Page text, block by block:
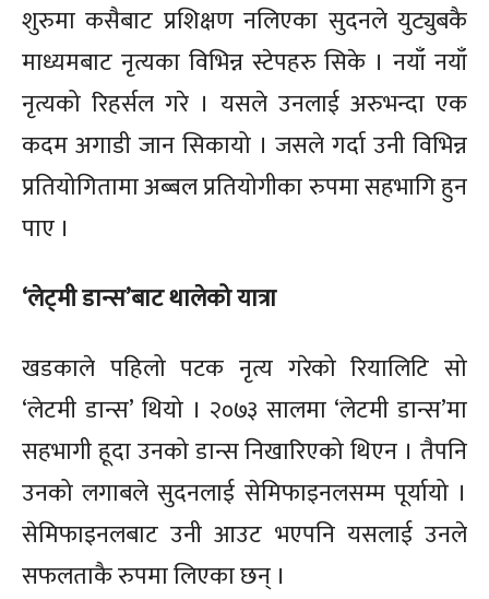
शुरुमा कसैबाट प्रशिक्षण नलिएका सुदनले युट्युबकै
माध्यमबाट नृत्यका विभिन्न स्टेपहरु सिके । नयाँ नयाँ
नृत्यको रिहर्सल गरे । यसले उनलाई अरुभन्दा एक
कदम अगाडी जान सिकायो । जसले गर्दा उनी विभिन्न
प्रतियोगितामा अब्बल प्रतियोगीका रुपमा सहभागि हुन
पाए ।
‘लेट्मी डान्स’बाट थालेको यात्रा
खडकाले पहिलो पटक नृत्य गरेको रियालिटि सो
‘लेटमी डान्स’ थियो । २०७३ सालमा ‘लेटमी डान्स’मा
सहभागी हूदा उनको डान्स निखारिएको थिएन । तैपनि
उनको लगाबले सुदनलाई सेमिफाइनलसम्म पूर्यायो ।
सेमिफाइनलबाट उनी आउट भएपनि यसलाई उनले
सफलताकै रुपमा लिएका छन् ।